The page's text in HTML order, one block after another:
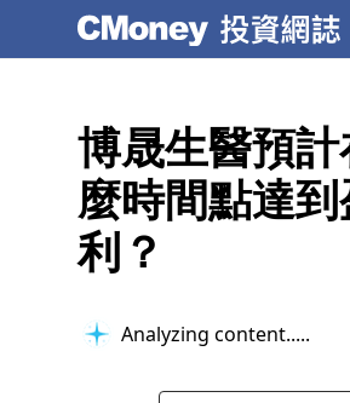
博晟生醫預
麼時間點達
利？
Analyzing content...